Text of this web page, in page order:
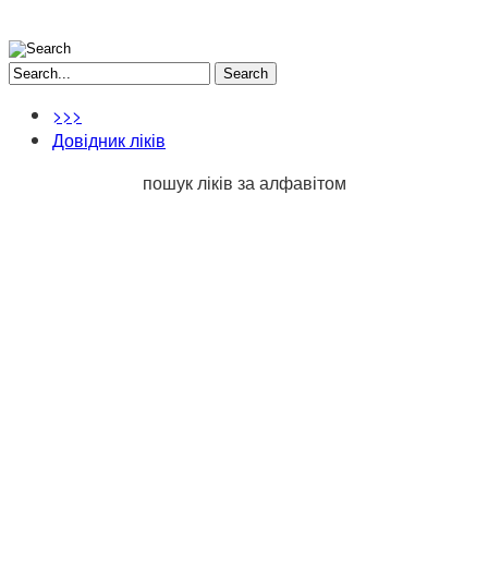
Search
>>>
Довідник ліків
пошук ліків за алфавітом